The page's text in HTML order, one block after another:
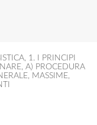
, 1. I PRINCIPI
, A) PROCEDURA
, MASSIME,